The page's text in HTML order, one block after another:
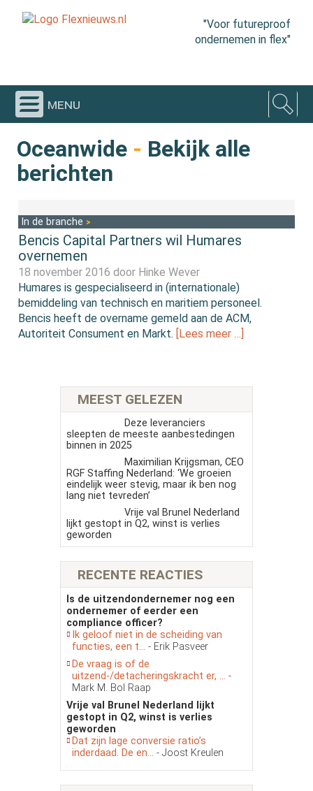
"Voor futureproof
ondernemen in flex"
menu
Oceanwide - Bekijk alle
berichten
In de branche
Bencis Capital Partners wil Humares
overnemen
18 november 2016 door Hinke Wever
Humares is gespecialiseerd in (internationale)
bemiddeling van technisch en maritiem personeel.
Bencis heeft de overname gemeld aan de ACM,
Autoriteit Consument en Markt. [Lees meer …]
MEEST GELEZEN
Deze leveranciers
sleepten de meeste aanbestedingen
binnen in 2025
Maximilian Krijgsman, CEO
RGF Staffing Nederland: ‘We groeien
eindelijk weer stevig, maar ik ben nog
lang niet tevreden’
Vrije val Brunel Nederland
lijkt gestopt in Q2, winst is verlies
geworden
RECENTE REACTIES
Is de uitzendondernemer nog een
ondernemer of eerder een
compliance officer?
Ik geloof niet in de scheiding van
functies, een t... - Erik Pasveer
De vraag is of de
uitzend-/detacheringskracht er, ... -
Mark M. Bol Raap
Vrije val Brunel Nederland lijkt
gestopt in Q2, winst is verlies
geworden
Dat zijn lage conversie ratio’s
inderdaad. De en... - Joost Kreulen